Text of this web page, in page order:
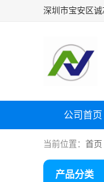
公司首页
当前位置： 首页
产品分类